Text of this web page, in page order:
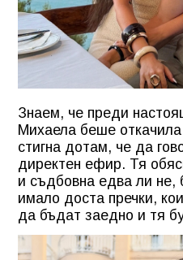
Знаем, че преди
Михаела беше
стигна дотам, че да
директен ефир. Тя
и съдбовна едва ли не,
имало доста пречки,
да бъдат заедно и тя